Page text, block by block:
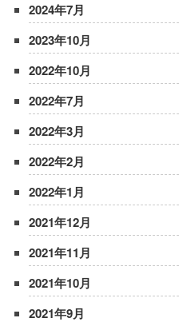
2024年7月
2023年10月
2022年10月
2022年7月
2022年3月
2022年2月
2022年1月
2021年12月
2021年11月
2021年10月
2021年9月